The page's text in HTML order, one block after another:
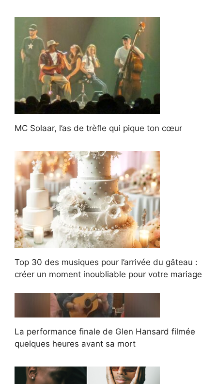
MC Solaar, l’as de trèfle qui pique ton cœur
Top 30 des musiques pour l’arrivée du gâteau :
créer un moment inoubliable pour votre mariage
La performance finale de Glen Hansard filmée
quelques heures avant sa mort